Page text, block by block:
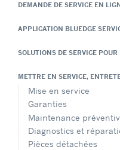
DEMANDE DE SERVICE EN
APPLICATION BLUEDGE
SOLUTIONS DE SERVICE POUR
METTRE EN SERVICE,
Mise en service
Garanties
Maintenance
Diagnostics et
Pièces détachées